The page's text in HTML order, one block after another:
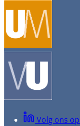
Volg ons